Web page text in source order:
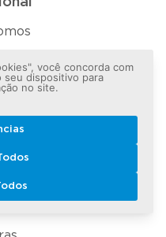
você concorda com
seu dispositivo para
no site.